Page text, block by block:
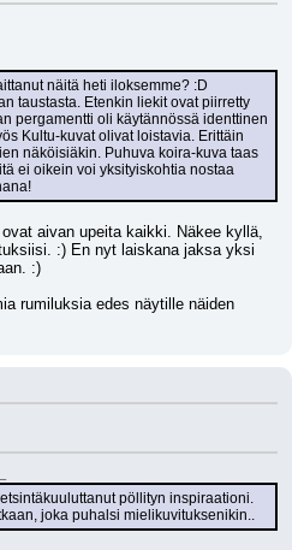
näitä heti iloksemme? :D
taustasta. Etenkin liekit ovat piirretty
pergamentti oli käytännössä identtinen
Kultu-kuvat olivat loistavia. Erittäin
näköisiäkin. Puhuva koira-kuva taas
ei oikein voi yksityiskohtia nostaa
aivan upeita kaikki. Näkee kyllä,
:) En nyt laiskana jaksa yksi
:)
rumiluksia edes näytille näiden
pöllityn inspiraationi.
joka puhalsi mielikuvituksenikin..